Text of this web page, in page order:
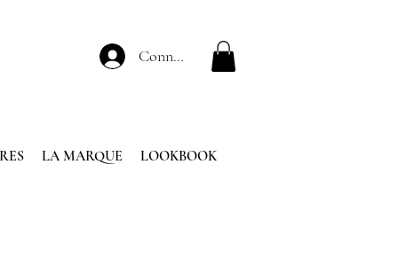
Connexion
LA MARQUE LOOKBOOK